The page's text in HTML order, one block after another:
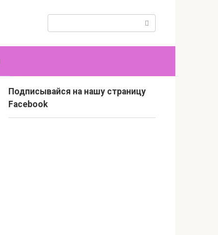
Подписывайся на нашу страницу
Facebook